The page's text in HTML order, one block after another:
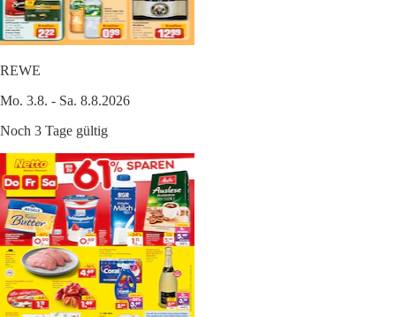
REWE
Mo. 3.8. - Sa. 8.8.2026
Noch 3 Tage gültig